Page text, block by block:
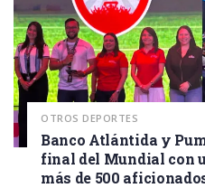
OTROS DEPORTES
Banco Atlántida y
final del Mundial con
más de 500